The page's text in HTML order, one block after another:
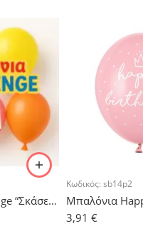
Μπαλόνια Challenge “Σκάσε & Γέλα” – 6 τμχ.
Κωδικός: sb14p2
3,91 €